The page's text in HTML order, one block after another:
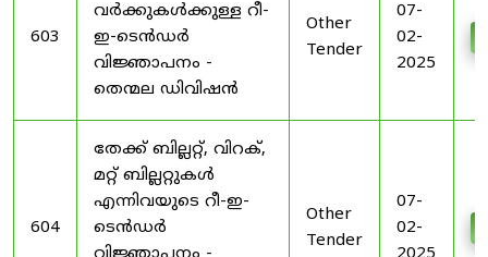
603
വർക്കുകൾക്കുള്ള റീ-
ഇ-ടെൻഡർ
വിജ്ഞാപനം -
തെന്മല ഡിവിഷൻ
Other
Tender
07-
02-
2025
604
തേക്ക് ബില്ലറ്റ്, വിറക്,
മറ്റ് ബില്ലറ്റുകൾ
എന്നിവയുടെ റീ-ഇ-
ടെൻഡർ
Other
Tender
07-
02-